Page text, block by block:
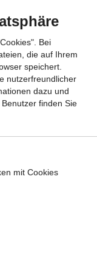
ROGER
Bei
die auf Ihrem
speichert.
nutzerfreundlicher
dazu und
finden Sie
mit Cookies